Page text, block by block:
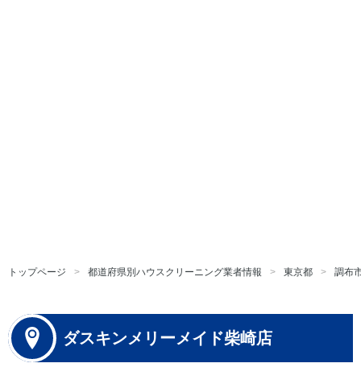
トップページ 都道府県別ハウスクリーニング業者情報 東京都 調布
ダスキンメリーメイド柴崎店